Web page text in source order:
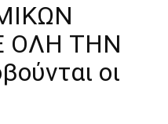
ΟΛΗ ΤΗΝ
οι